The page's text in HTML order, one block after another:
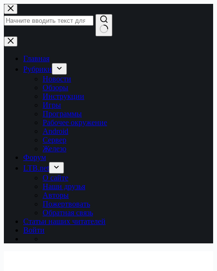
Перейти
к
сути
Ничего
не
найденоГлавная
Рубрики
Новости
Обзоры
Инструкции
Игры
Программы
Рабочее окружение
Android
Сервер
Железо
Форум
LTB.net
О сайте
Наши друзья
Авторы
Пожертвовать
Обратная связь
Статьи наших читателей
Войти